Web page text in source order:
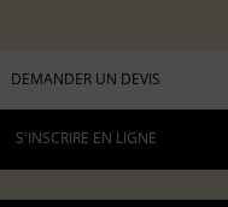
DEMANDER UN DEVIS
S'INSCRIRE EN LIGNE